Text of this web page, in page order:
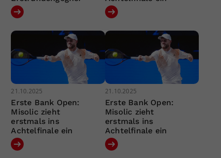
21.10.2025
Erste Bank Open:
Misolic zieht
erstmals ins
Achtelfinale ein
21.10.2025
Erste Bank Open:
Misolic zieht
erstmals ins
Achtelfinale ein